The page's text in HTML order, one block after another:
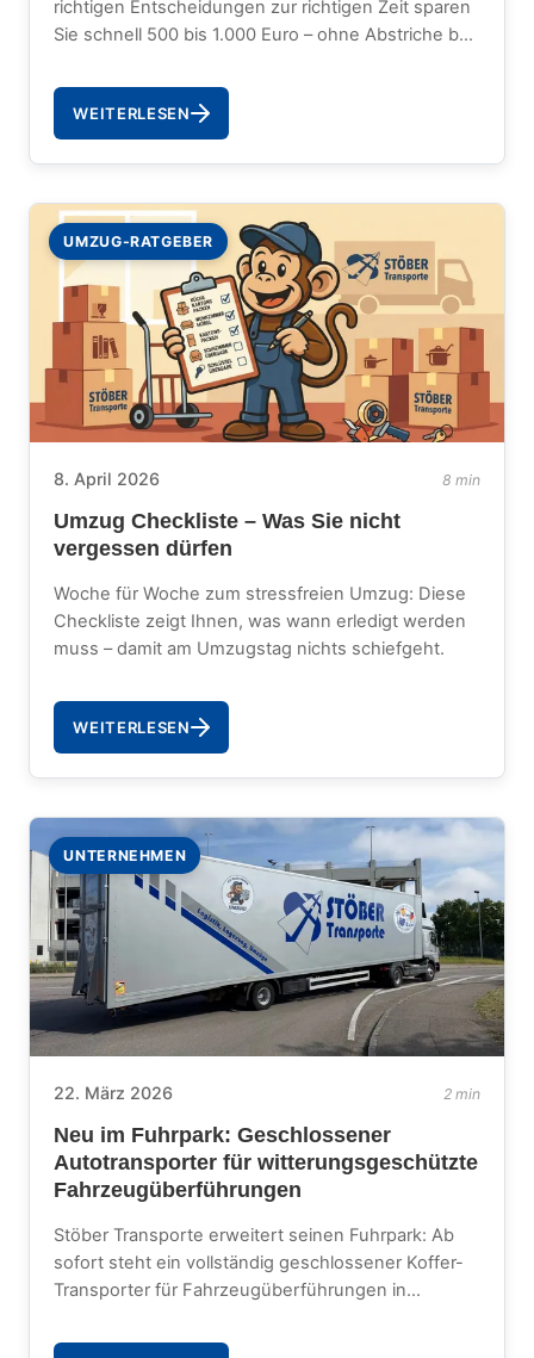
richtigen Entscheidungen zur richtigen Zeit sparen
Sie schnell 500 bis 1.000 Euro – ohne Abstriche bei
WEITERLESEN
UMZUG-RATGEBER
8. April 2026 8 min
Umzug Checkliste – Was Sie nicht
vergessen dürfen
Woche für Woche zum stressfreien Umzug: Diese
Checkliste zeigt Ihnen, was wann erledigt werden
muss – damit am Umzugstag nichts schiefgeht.
WEITERLESEN
UNTERNEHMEN
22. März 2026 2 min
Neu im Fuhrpark: Geschlossener
Autotransporter für witterungsgeschützte
Fahrzeugüberführungen
Stöber Transporte erweitert seinen Fuhrpark: Ab
sofort steht ein vollständig geschlossener Koffer-
Transporter für Fahrzeugüberführungen in
Spanien und Mallorca bereit. Kein Steinschlag, kein